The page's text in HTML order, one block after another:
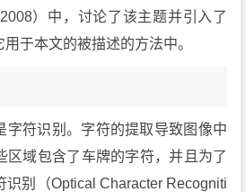
）中，讨论了该主题并引入了
于本文的被描述的方法中。
字符识别。字符的提取导致图像中
区域包含了车牌的字符，并且为了
识别（Optical Character Recogniti